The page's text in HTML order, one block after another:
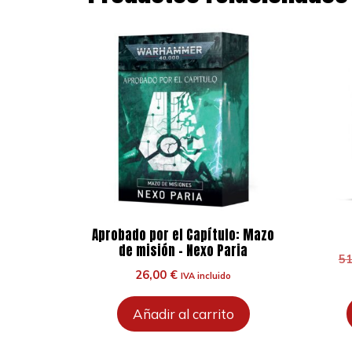
Aprobado por el Capítulo: Mazo
de misión – Nexo Paria
26,00 € IVA incluido
Añadir al carrito